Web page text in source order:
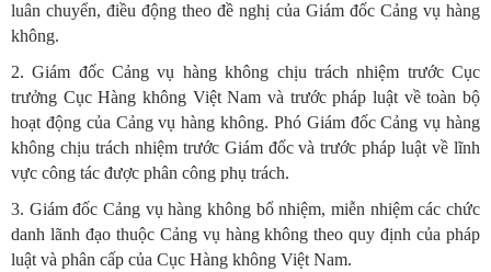
luân chuyển, điều động theo đề nghị của Giám đốc Cảng vụ hàng
không.
2. Giám đốc Cảng vụ hàng không chịu trách nhiệm trước Cục
trưởng Cục Hàng không Việt Nam và trước pháp luật về toàn bộ
hoạt động của Cảng vụ hàng không. Phó Giám đốc Cảng vụ hàng
không chịu trách nhiệm trước Giám đốc và trước pháp luật về lĩnh
vực công tác được phân công phụ trách.
3. Giám đốc Cảng vụ hàng không bổ nhiệm, miễn nhiệm các chức
danh lãnh đạo thuộc Cảng vụ hàng không theo quy định của pháp
luật và phân cấp của Cục Hàng không Việt Nam.